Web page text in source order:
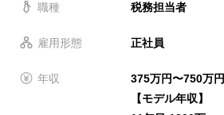
職種 税務担当者
雇用形態 正社員
年収
375万円〜750万円
【モデル年収】